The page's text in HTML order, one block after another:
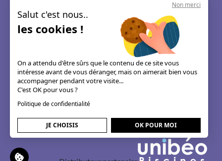
Le concept
Les guides & astuces
Mentions légales
Non merci
Salut c'est nous..
les cookies !
On a attendu d'être sûrs que le contenu de ce site vous
intéresse avant de vous déranger, mais on aimerait bien vous
accompagner pendant votre visite...
C'est OK pour vous ?
Politique de confidentialité
JE CHOISIS OK POUR MOI